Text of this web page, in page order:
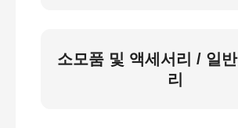
소모품 및 액세서리 / 일
리